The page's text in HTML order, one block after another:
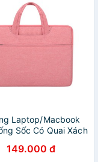
Laptop/Macbook
Sốc Có Quai Xách
149.000 đ